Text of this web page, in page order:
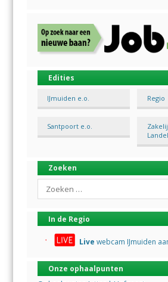
Edities
IJmuiden e.o. Regio
Santpoort e.o.
Zoeken
Search
In de Regio
Live webcam IJmuiden
Onze ophaalpunten